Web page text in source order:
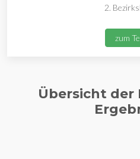
2.
zum
Übersicht der